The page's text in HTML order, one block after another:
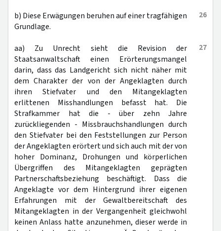
26
b) Diese Erwägungen beruhen auf einer tragfähigen
Grundlage.
27
aa) Zu Unrecht sieht die Revision der
Staatsanwaltschaft einen Erörterungsmangel
darin, dass das Landgericht sich nicht näher mit
dem Charakter der von der Angeklagten durch
ihren Stiefvater und den Mitangeklagten
erlittenen Misshandlungen befasst hat. Die
Strafkammer hat die - über zehn Jahre
zurückliegenden - Missbrauchshandlungen durch
den Stiefvater bei den Feststellungen zur Person
der Angeklagten erörtert und sich auch mit der von
hoher Dominanz, Drohungen und körperlichen
Übergriffen des Mitangeklagten geprägten
Partnerschaftsbeziehung beschäftigt. Dass die
Angeklagte vor dem Hintergrund ihrer eigenen
Erfahrungen mit der Gewaltbereitschaft des
Mitangeklagten in der Vergangenheit gleichwohl
keinen Anlass hatte anzunehmen, dieser werde in